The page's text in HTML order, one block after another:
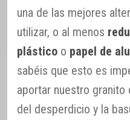
una de las mejores
utilizar, o al menos
plástico o papel de
sabéis que esto es
aportar nuestro granito
del desperdicio y la